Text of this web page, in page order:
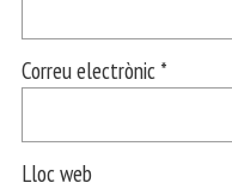
Correu electrònic *
Lloc web